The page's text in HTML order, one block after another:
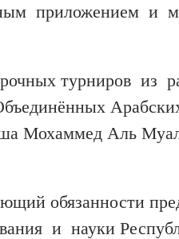
приложением и
турниров из
Мохаммед Аль
обязанности
и науки